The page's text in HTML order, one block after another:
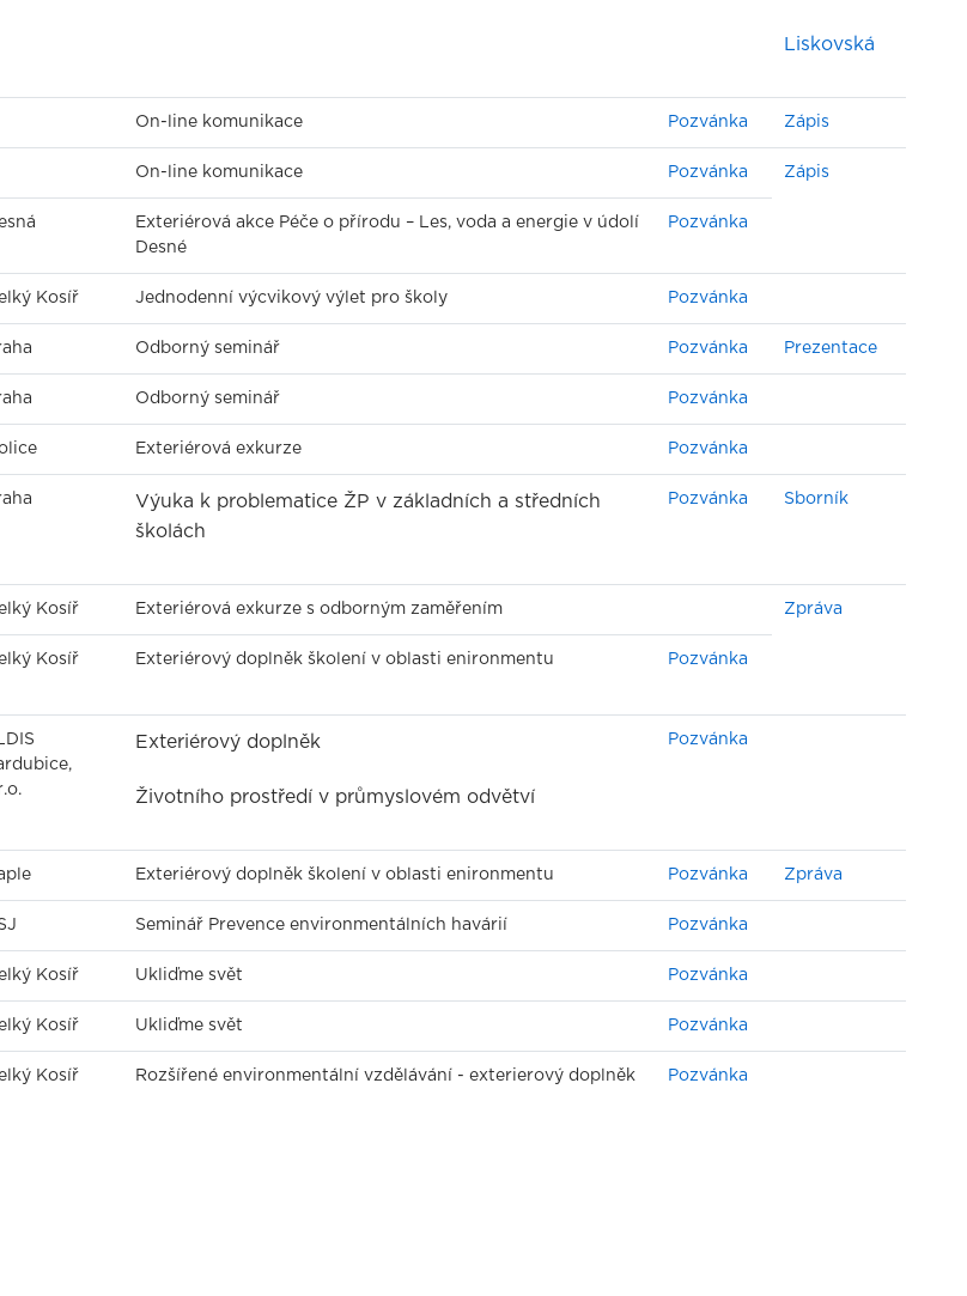
Liskovská
On-line komunikace Pozvánka Zápis
On-line komunikace Pozvánka Zápis
Exteriérová akce Péče o přírodu – Les, voda a energie v údolí
Desné
Pozvánka
Kosíř Jednodenní výcvikový výlet pro školy Pozvánka
Odborný seminář Pozvánka Prezentace
Odborný seminář Pozvánka
Exteriérová exkurze Pozvánka
Výuka k problematice ŽP v základních a středních
školách
Pozvánka Sborník
Kosíř Exteriérová exkurze s odborným zaměřením Zpráva
Kosíř Exteriérový doplněk školení v oblasti enironmentu Pozvánka
Exteriérový doplněk
Životního prostředí v průmyslovém odvětví
Pozvánka
Exteriérový doplněk školení v oblasti enironmentu Pozvánka Zpráva
Seminář Prevence environmentálních havárií Pozvánka
Kosíř Ukliďme svět Pozvánka
Kosíř Ukliďme svět Pozvánka
Kosíř Rozšířené environmentální vzdělávání - exterierový doplněk Pozvánka